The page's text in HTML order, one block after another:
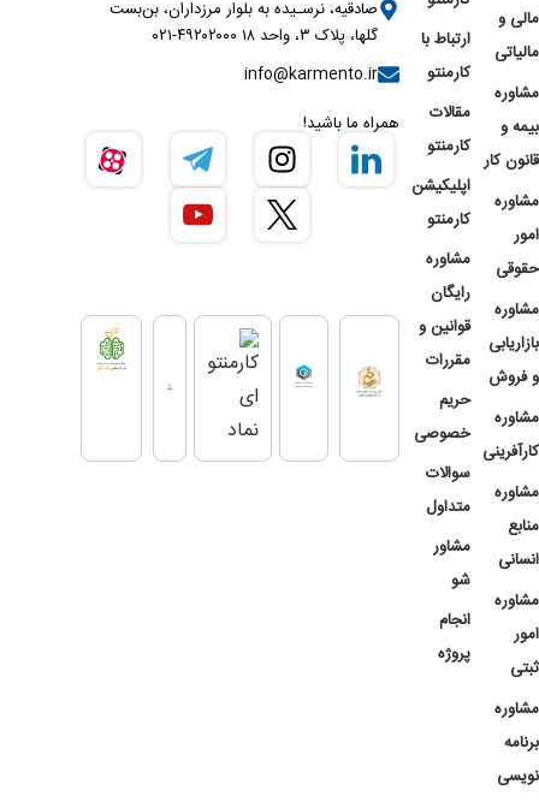
مالی و
مالیاتی
مشاوره
بیمه و
قانون کار
مشاوره
امور
حقوقی
مشاوره
بازاریابی
و فروش
مشاوره
کارآفرینی
مشاوره
منابع
انسانی
مشاوره
امور
ثبتی
مشاوره
برنامه
نویسی
ارتباط با
کارمنتو
مقالات
کارمنتو
اپلیکیشن
کارمنتو
مشاوره
رایگان
قوانین و
مقررات
حریم
خصوصی
سوالات
متداول
مشاور
شو
انجام
پروژه
صادقیه، نرسـیده به بلوار مرزداران، بن‌بست
گلها، پلاک ۳، واحد ۱۸ ۴۹۲۰۲۰۰۰-۰۲۱
info@karmento.ir
همراه ما باشید!